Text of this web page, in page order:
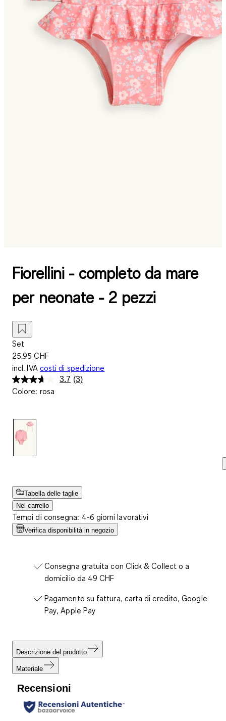
Fiorellini - completo da mare
per neonate - 2 pezzi
Set
25.95 CHF
incl. IVA costi di spedizione
3.7 Leggi
(3)
Colore: rosa
Tabella delle taglie
Nel carrello
Tempi di consegna: 4-6 giorni lavorativi
Verifica disponibilità in negozio
Consegna gratuita con Click & Collect o a
domicilio da 49 CHF
Pagamento su fattura, carta di credito, Google
Pay, Apple Pay
Descrizione del prodotto
Materiale
Recensioni